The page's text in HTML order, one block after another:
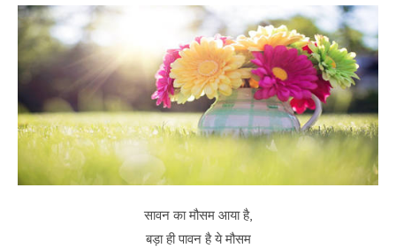
सावन का मौसम आया है,
बड़ा ही पावन है ये मौसम